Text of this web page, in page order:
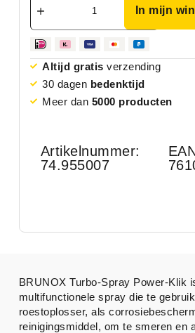
In mijn
Altijd gratis verzending
30 dagen bedenktijd
Meer dan 5000 producten
Artikelnummer:
74.955007
BRUNOX Turbo-Spray Power-Klik
multifunctionele spray die te
roestoplosser, als
reinigingsmiddel, om te smeren en